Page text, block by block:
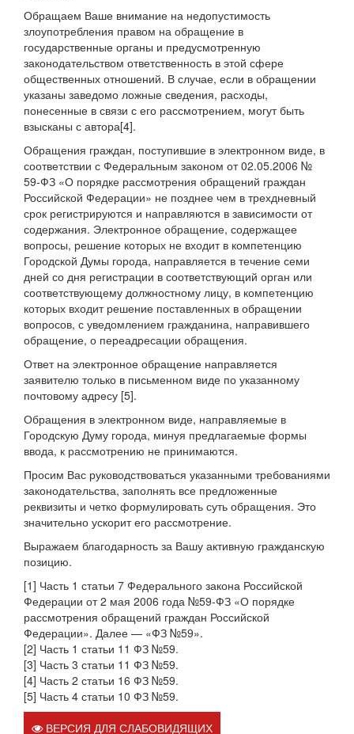
Обращаем Ваше внимание на недопустимость
злоупотребления правом на обращение в
государственные органы и предусмотренную
законодательством ответственность в этой сфере
общественных отношений. В случае, если в обращении
указаны заведомо ложные сведения, расходы,
понесенные в связи с его рассмотрением, могут быть
взысканы с автора[4].
Обращения граждан, поступившие в электронном виде, в
соответствии с Федеральным законом от 02.05.2006 №
59-ФЗ «О порядке рассмотрения обращений граждан
Российской Федерации» не позднее чем в трехдневный
срок регистрируются и направляются в зависимости от
содержания. Электронное обращение, содержащее
вопросы, решение которых не входит в компетенцию
Городской Думы города, направляется в течение семи
дней со дня регистрации в соответствующий орган или
соответствующему должностному лицу, в компетенцию
которых входит решение поставленных в обращении
вопросов, с уведомлением гражданина, направившего
обращение, о переадресации обращения.
Ответ на электронное обращение направляется
заявителю только в письменном виде по указанному
почтовому адресу [5].
Обращения в электронном виде, направляемые в
Городскую Думу города, минуя предлагаемые формы
ввода, к рассмотрению не принимаются.
Просим Вас руководствоваться указанными требованиями
законодательства, заполнять все предложенные
реквизиты и четко формулировать суть обращения. Это
значительно ускорит его рассмотрение.
Выражаем благодарность за Вашу активную гражданскую
позицию.
[1] Часть 1 статьи 7 Федерального закона Российской
Федерации от 2 мая 2006 года №59-ФЗ «О порядке
рассмотрения обращений граждан Российской
Федерации». Далее — «ФЗ №59».
[2] Часть 1 статьи 11 ФЗ №59.
[3] Часть 3 статьи 11 ФЗ №59.
[4] Часть 2 статьи 16 ФЗ №59.
[5] Часть 4 статьи 10 ФЗ №59.
ВЕРСИЯ ДЛЯ СЛАБОВИДЯЩИХ